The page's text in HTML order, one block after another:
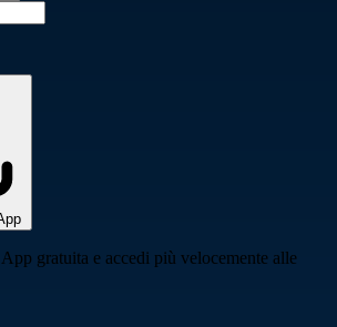
gratuita e accedi più velocemente alle